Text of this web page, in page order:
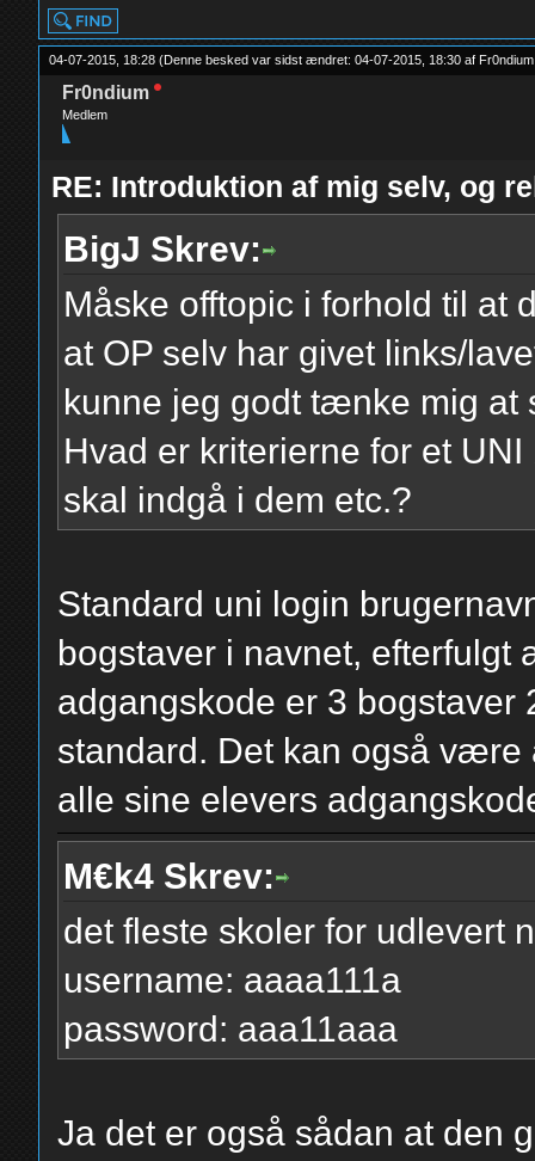
04-07-2015, 18:28(Denne besked var sidst ændret: 04-07-2015, 18:30 af Fr0ndium
Fr0ndium
Medlem
RE: Introduktion af mig selv, og
BigJ Skrev:
Måske offtopic i forhold til at
at OP selv har givet links/
kunne jeg godt tænke mig at
Hvad er kriterierne for et
skal indgå i dem etc.?
Standard uni login
bogstaver i navnet, efterfulgt
adgangskode er 3
standard. Det kan også
alle sine elevers
M€k4 Skrev:
det fleste skoler for udlevert
username: aaaa111a
password: aaa11aaa
Ja det er også sådan at den